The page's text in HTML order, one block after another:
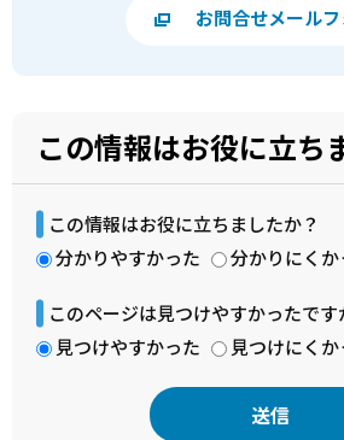
お問合せメール
この情報はお役に立ち
この情報はお役に立ちましたか？
分かりやすかった
分かりにくか
このページは見つけやすかったです
見つけやすかった
見つけにくか